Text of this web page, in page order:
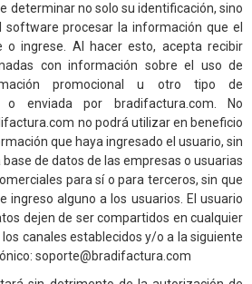
determinar no solo su identificación, sino
procesar la información que el
o ingrese. Al hacer esto, acepta recibir
con información sobre el uso de
promocional u otro tipo de
o enviada por bradifactura.com. No
no podrá utilizar en beneficio
que haya ingresado el usuario, sin
de datos de las empresas o usuarias
para sí o para terceros, sin que
ingreso alguno a los usuarios. El usuario
dejen de ser compartidos en cualquier
canales establecidos y/o a la siguiente
soporte@bradifactura.com